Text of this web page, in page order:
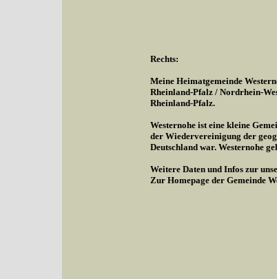
Rechts:
Meine Heimatgemeinde
Rheinland-Pfalz / Nordrhein-
Rheinland-Pfalz.
Westernohe ist eine kleine
der Wiedervereinigung der
Deutschland war. Westernohe
Weitere Daten und Infos zur
Zur Homepage der Gemeinde